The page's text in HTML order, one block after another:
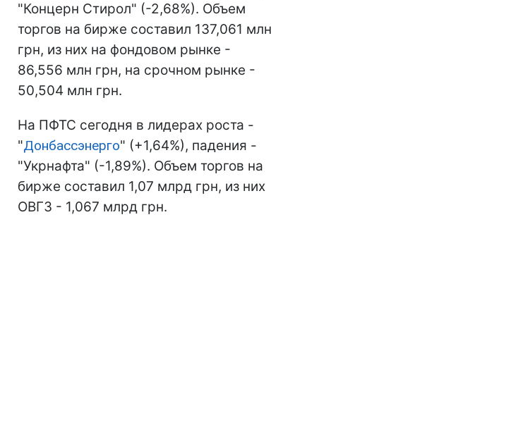
"Концерн Стирол" (-2,68%). Объем
торгов на бирже составил 137,061 млн
грн, из них на фондовом рынке -
86,556 млн грн, на срочном рынке -
50,504 млн грн.
На ПФТС сегодня в лидерах роста -
"Донбассэнерго" (+1,64%), падения -
"Укрнафта" (-1,89%). Объем торгов на
бирже составил 1,07 млрд грн, из них
ОВГЗ - 1,067 млрд грн.